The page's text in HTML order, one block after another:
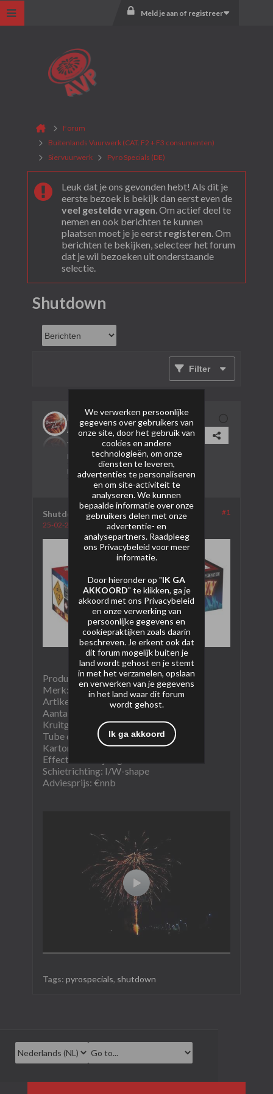
Meld je aan of registreer
Forum
Buitenlands Vuurwerk (CAT. F2 + F3 consumenten)
Siervuurwerk
Pyro Specials (DE)
Leuk dat je ons gevonden hebt! Als dit je
eerste bezoek is bekijk dan eerst even de
veel gestelde vragen. Om actief deel te
nemen en ook berichten te kunnen
plaatsen moet je je eerst registeren. Om
berichten te bekijken, selecteer het forum
dat je wil bezoeken uit onderstaande
selectie.
Shutdown
Filter
bruijntjeluc
AVP Lid
Lid sinds:26-01-2024
Berichten:
506
#1
Shutdown
25-02-2024, 00:21
Product naam: Shutdown
Merk: Pyrospecials
Artikel nummer: ER-286-2
Aantal schoten: 286
Kruitgewicht (NEM): 3758gram
Tube diameter: 20/30 mm
Kartoninhoud: 1/1
Effectomschrijving:
Schietrichting: I/W-shape
Adviesprijs: €nnb​
Tags: pyrospecials, shutdown
We verwerken persoonlijke
gegevens over gebruikers van
onze site, door het gebruik van
cookies en andere
technologieën, om onze
diensten te leveren,
advertenties te personaliseren
en om site-activiteit te
analyseren. We kunnen
bepaalde informatie over onze
gebruikers delen met onze
advertentie- en
analysepartners. Raadpleeg
ons Privacybeleid voor meer
informatie.
Door hieronder op "IK GA
AKKOORD" te klikken, ga je
akkoord met ons Privacybeleid
en onze verwerking van
persoonlijke gegevens en
cookiepraktijken zoals daarin
beschreven. Je erkent ook dat
dit forum mogelijk buiten je
land wordt gehost en je stemt
in met het verzamelen, opslaan
en verwerken van je gegevens
in het land waar dit forum
wordt gehost.
Ik ga akkoord